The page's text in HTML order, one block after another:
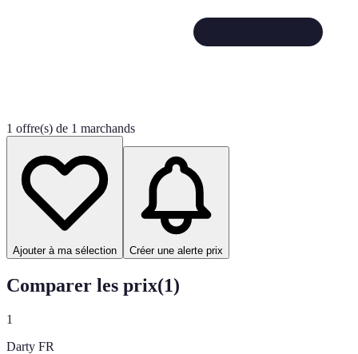
1 offre(s) de 1 marchands
Ajouter à ma sélection Créer une alerte prix
Comparer les prix(1)
1
Darty FR